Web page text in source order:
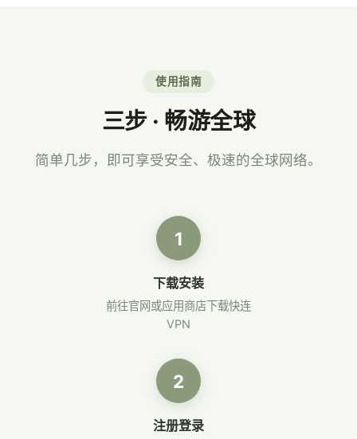
使用指南
三步 · 畅游全球
简单几步，即可享受安全、极速的全球网络。
1
下载安装
前往官网或应用商店下载快连
VPN
2
注册登录